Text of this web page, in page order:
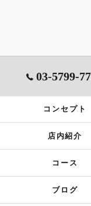
03-5799-
コンセプト
店内紹介
コース
ブログ